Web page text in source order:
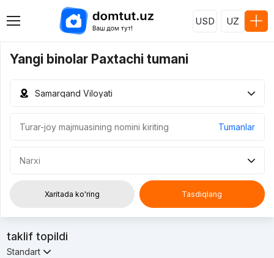
USD UZ
Yangi binolar Paxtachi tumani
Samarqand Viloyati
Tumanlar
Narxi
Xaritada ko'ring Tasdiqlang
taklif topildi
Standart